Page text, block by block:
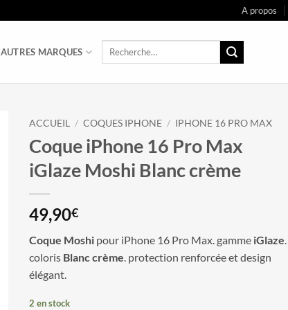
A propos
AUTRES MARQUES
Recherche
ACCUEIL / COQUES IPHONE / IPHONE 16 PRO MAX
Coque iPhone 16 Pro Max
iGlaze Moshi Blanc crème
49,90€
Coque Moshi pour iPhone 16 Pro Max. gamme iGlaze
coloris Blanc crème . protection renforcée et design
élégant.
2 en stock